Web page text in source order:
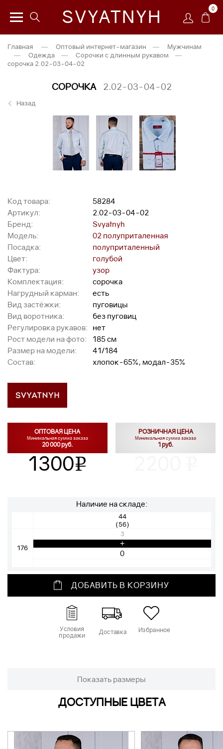
SVYATNYH 0
Главная — Оптовый интернет-магазин —
Мужчинам
—
Одежда — Сорочки с длинным рукавом
—
сорочка 2.02-03-04-02
СОРОЧКА 2.02-03-04-02
Назад
Код товара:
58284
Артикул:
2.02-03-04-02
Бренд:
Svyatnyh
Модель:
02 полуприталенная
Посадка:
полуприталенный
Цвет:
голубой
Фактура:
узор
Комплектация:
сорочка
Нагрудный карман:
есть
Вид застёжки:
пуговицы
Вид воротника:
без пуговиц
Регулировка рукавов:
нет
Рост модели на фото:
185 см
Размер на модели:
41/184
Состав:
хлопок-65%, модал-35%
ОПТОВАЯ ЦЕНА
Минимальная сумма заказа
20 000 руб.
1300v
РОЗНИЧНАЯ ЦЕНА
Минимальная сумма заказа
1 руб.
Наличие на складе:
44
(56)
176
3
+
ДОБАВИТЬ В КОРЗИНУ
Условия
продажи Доставка Избранное
Показать размеры
ДОСТУПНЫЕ ЦВЕТА